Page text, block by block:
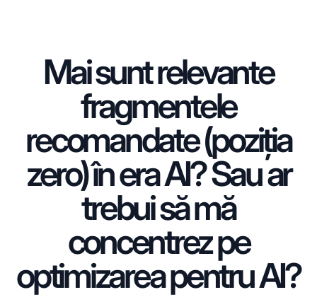
Mai sunt relevante
fragmentele
recomandate (poziția
zero) în era AI? Sau ar
trebui să mă
concentrez pe
optimizarea pentru AI?